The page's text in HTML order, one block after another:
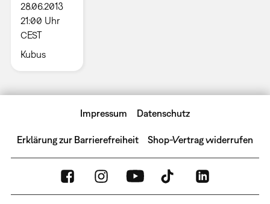
28.06.2013
21:00 Uhr
CEST
Kubus
Impressum Datenschutz
Erklärung zur Barrierefreiheit Shop-Vertrag widerrufen